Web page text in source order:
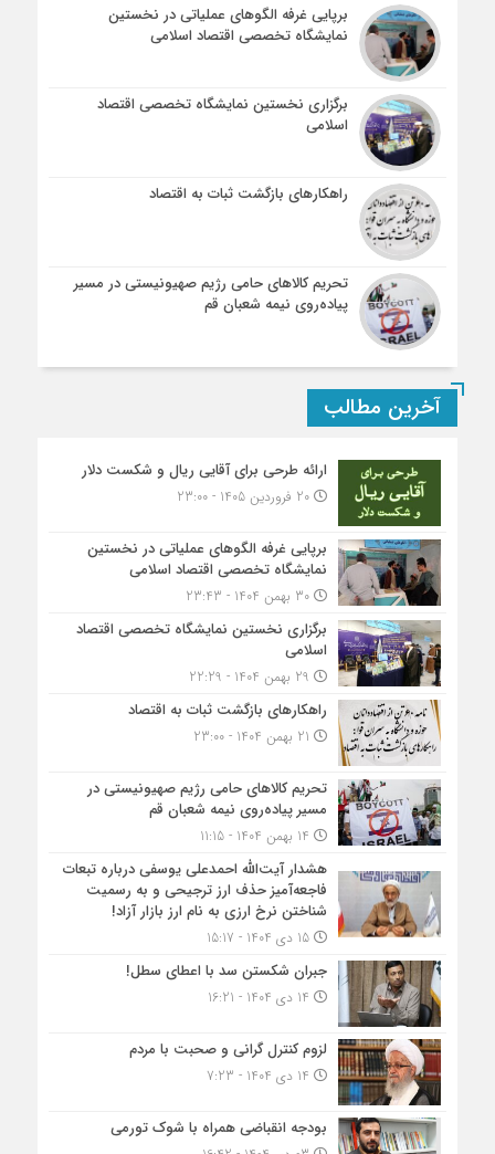
برپایی غرفه الگوهای عملیاتی در نخستین
نمایشگاه تخصصی اقتصاد اسلامی
برگزاری نخستین نمایشگاه تخصصی اقتصاد
اسلامی
راهکارهای بازگشت ثبات به اقتصاد
تحریم کالاهای حامی رژیم صهیونیستی در مسیر
پیاده‌روی نیمه شعبان قم
آخرین مطالب
ارائه طرحی برای آقایی ریال و شکست دلار
20 فروردین 1405 - 23:00
برپایی غرفه الگوهای عملیاتی در نخستین
نمایشگاه تخصصی اقتصاد اسلامی
30 بهمن 1404 - 23:43
برگزاری نخستین نمایشگاه تخصصی اقتصاد
اسلامی
راهکارهای بازگشت ثبات به اقتصاد
تحریم کالاهای حامی رژیم صهیونیستی در
مسیر پیاده‌روی نیمه شعبان قم
هشدار آیت‌الله احمدعلی یوسفی درباره تبعات
فاجعه‌آمیز حذف ارز ترجیحی و به رسمیت
شناختن نرخ ارزی به نام ارز بازار آزاد!
15 دی 1404 - 15:17
جبران شکستن سد با اعطای سطل!
لزوم کنترل گرانی و صحبت با مردم
بودجه انقباضی همراه با شوک تورمی